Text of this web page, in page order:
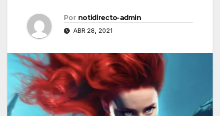
Por notidirecto-admin
ABR 28, 2021